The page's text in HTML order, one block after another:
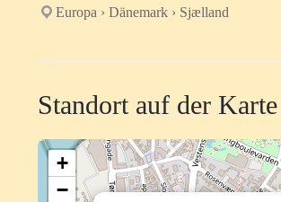
Europa › Dänemark › Sjælland
Standort auf der Karte
+
−